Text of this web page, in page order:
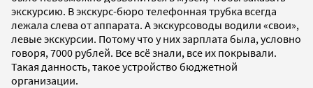
экскурсию. В экскурс-бюро телефонная трубка всегда
лежала слева от аппарата. А экскурсоводы водили «свои»,
левые экскурсии. Потому что у них зарплата была, условно
говоря, 7000 рублей. Все всё знали, все их покрывали.
Такая данность, такое устройство бюджетной
организации.